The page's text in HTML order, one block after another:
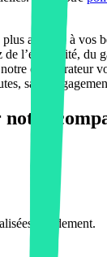
adaptée à vos
l’électricité, du
comparateur
sans
rapidement.